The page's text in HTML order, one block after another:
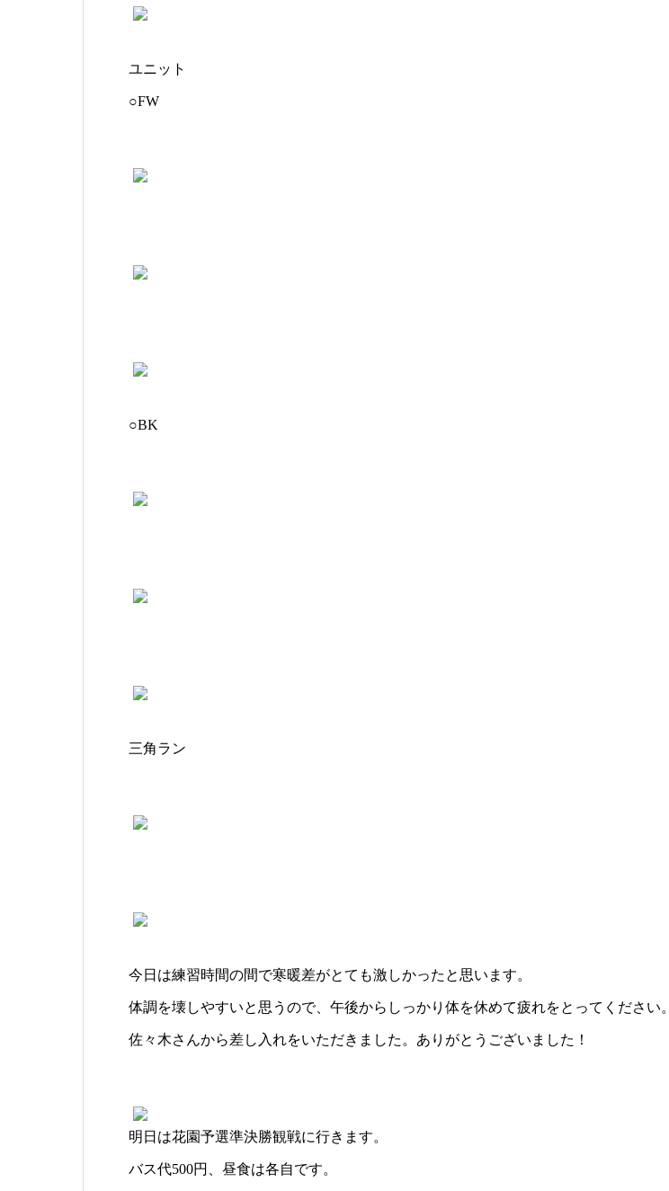
ユニット
○FW
○BK
三角ラン
今日は練習時間の間で寒暖差がとても激しかったと思います。
体調を壊しやすいと思うので、午後からしっかり体を休めて疲れをとってください。
佐々木さんから差し入れをいただきました。ありがとうございました！
明日は花園予選準決勝観戦に行きます。
バス代500円、昼食は各自です。